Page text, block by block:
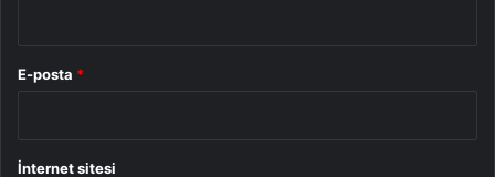
E-posta *
İnternet sitesi